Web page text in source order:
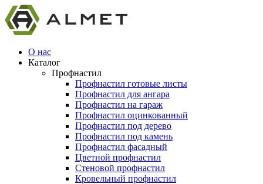
О нас
Каталог
Профнастил
Профнастил готовые листы
Профнастил для ангара
Профнастил на гараж
Профнастил оцинкованный
Профнастил под дерево
Профнастил под камень
Профнастил фасадный
Цветной профнастил
Стеновой профнастил
Кровельный профнастил